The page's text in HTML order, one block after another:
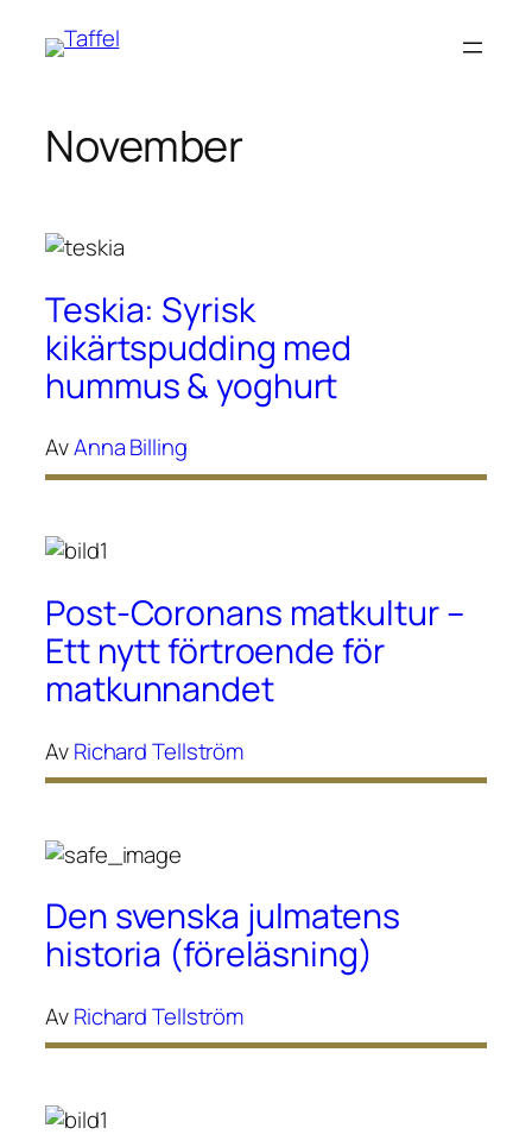
Hoppa
November
Teskia: Syrisk
kikärtspudding med
hummus & yoghurt
AvAnna Billing
Post-Coronans matkultur –
Ett nytt förtroende för
matkunnandet
AvRichard Tellström
Den svenska julmatens
historia (föreläsning)
AvRichard Tellström